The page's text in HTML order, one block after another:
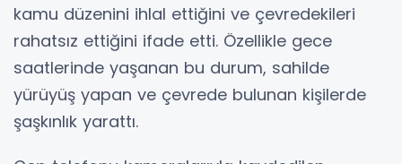
kamu düzenini ihlal ettiğini ve çevredekileri
rahatsız ettiğini ifade etti. Özellikle gece
saatlerinde yaşanan bu durum, sahilde
yürüyüş yapan ve çevrede bulunan kişilerde
şaşkınlık yarattı.